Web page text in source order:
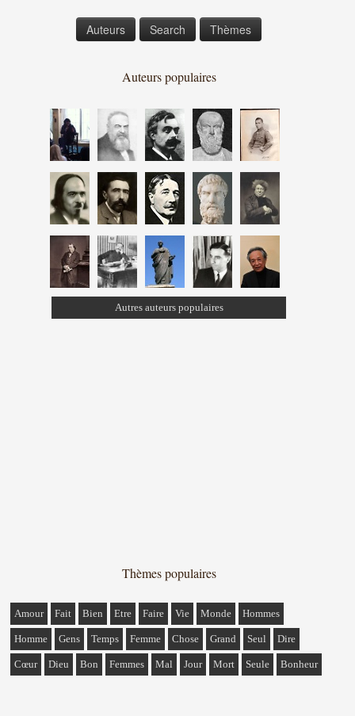
Auteurs Search Thèmes
Auteurs populaires
Autres auteurs populaires
Thèmes populaires
Amour Fait Bien Etre Faire Vie Monde Hommes
Homme Gens Temps Femme Chose Grand Seul Dire
Cœur Dieu Bon Femmes Mal Jour Mort Seule Bonheur